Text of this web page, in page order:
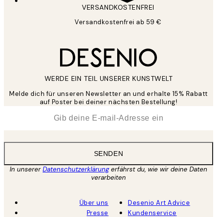
VERSANDKOSTENFREI
Versandkostenfrei ab 59 €
WERDE EIN TEIL UNSERER KUNSTWELT
Melde dich für unseren Newsletter an und erhalte 15% Rabatt
auf Poster bei deiner nächsten Bestellung!
SENDEN
In unsererDatenschutzerklärungerfährst du, wie wir deine Daten
verarbeiten
Über uns
Presse
Desenio Art Advice
Kundenservice